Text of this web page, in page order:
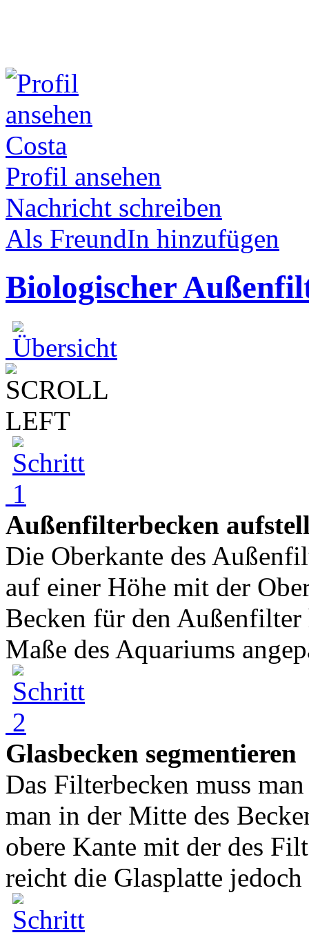
Costa
Profil ansehen
Nachricht schreiben
Als FreundIn hinzufügen
Biologischer
Außenfilterbecken
Die Oberkante des
auf einer Höhe mit der
Becken für den
Maße des Aquariums
Glasbecken segmentieren
Das Filterbecken muss
man in der Mitte des
obere Kante mit der des
reicht die Glasplatte